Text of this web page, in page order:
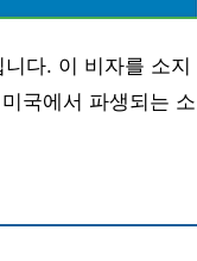
다. 이 비자를 소지
국에서 파생되는 소